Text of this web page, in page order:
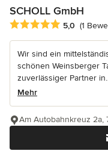
SCHOLL GmbH
Durchschnittliche
5,0 (1
Wir sind ein
schönen Weinsberger
zuverlässiger Partner
Mehr
Am Autobahnkreuz 2a,